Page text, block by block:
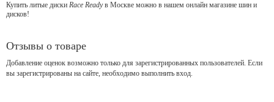
Купить литые диски Race Readyв Москве можно в нашем онлайн магазине шин и
дисков!
Отзывы о товаре
Добавление оценок возможно только для зарегистрированных пользователей. Если
вы зарегистрированы на сайте, необходимо выполнить вход.